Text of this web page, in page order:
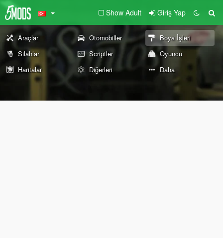
Show Adult Giriş Yap
Araçlar Otomobiller
Boya İşleri
Silahlar
Scriptler
Oyuncu
Haritalar
Diğerleri Daha